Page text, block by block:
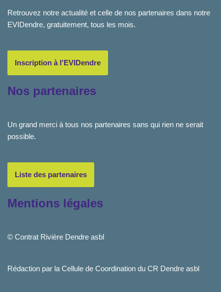
Retrouvez notre actualité et celle de nos partenaires dans notre
EVIDendre, gratuitement, tous les mois.
Inscription à l'EVIDendre
Nos partenaires
Un grand merci à tous nos partenaires sans qui rien ne serait
possible.
Liste des partenaires
Mentions légales
© Contrat Rivière Dendre asbl
Rédaction par la Cellule de Coordination du CR Dendre asbl